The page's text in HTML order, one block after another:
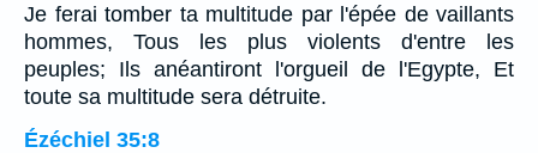
Je ferai tomber ta multitude par l'épée de vaillants
hommes, Tous les plus violents d'entre les
peuples; Ils anéantiront l'orgueil de l'Egypte, Et
toute sa multitude sera détruite.
Ézéchiel 35:8